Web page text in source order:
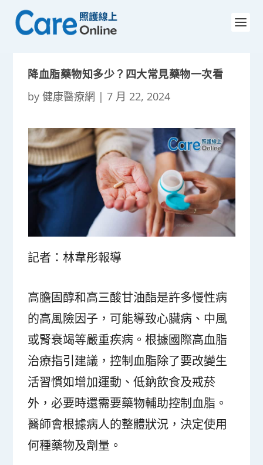
降血脂藥物知多少？四大常見藥物一次看
by健康醫療網 |7 月 22, 2024
記者：林韋彤報導
高膽固醇和高三酸甘油酯是許多慢性病
的高風險因子，可能導致心臟病、中風
或腎衰竭等嚴重疾病。根據國際高血脂
治療指引建議，控制血脂除了要改變生
活習慣如增加運動、低鈉飲食及戒菸
外，必要時還需要藥物輔助控制血脂。
醫師會根據病人的整體狀況，決定使用
何種藥物及劑量。